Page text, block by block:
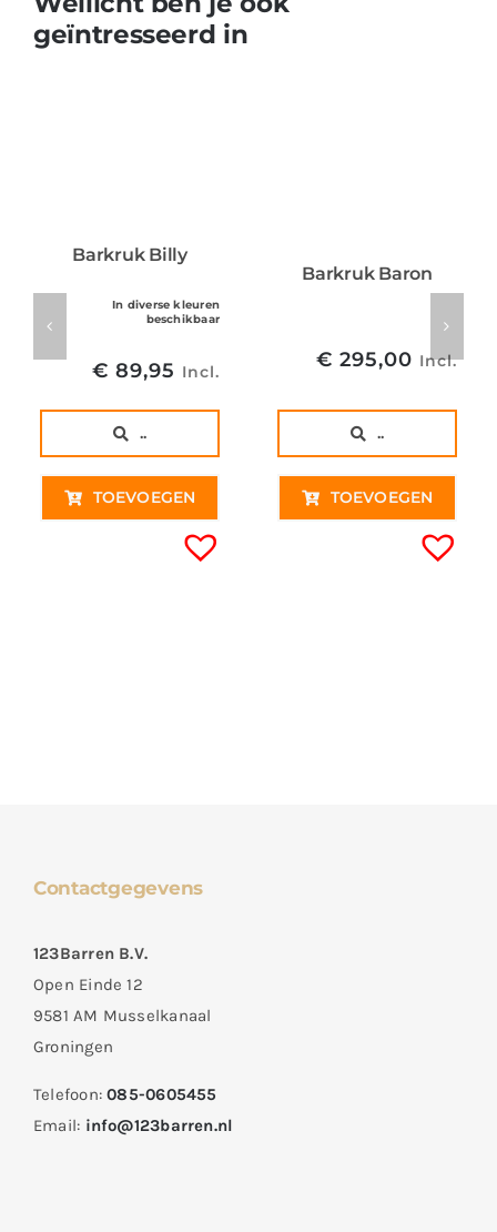
geïntresseerd in
Barkruk Billy
In diverse kleuren
beschikbaar
€ 89,95 Incl.
..
TOEVOEGEN
Barkruk Baron
€ 295,00 Incl.
..
TOEVOEGEN
Contactgegevens
123Barren B.V.
Open Einde 12
9581 AM Musselkanaal
Groningen
Telefoon:085-0605455
Email: info@123barren.nl